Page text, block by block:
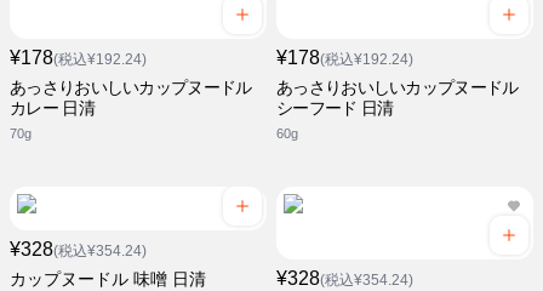
¥178(税込¥192.24)
あっさりおいしいカップヌードル
カレー 日清
70g
¥178(税込¥192.24)
あっさりおいしいカップヌードル
シーフード 日清
60g
¥328(税込¥354.24)
カップヌードル 味噌 日清 ¥328(税込¥354.24)